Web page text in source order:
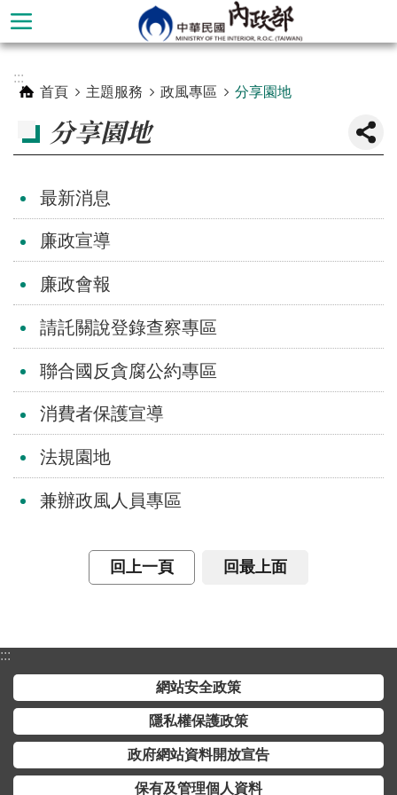
跳到主要內容區塊
階
本
部
簡
介
主
題
政
題
服
動
:::
首頁
主題服務 政風專區 分享園地
分享園地
最新消息
廉政宣導
廉政會報
請託關說登錄查察專區
聯合國反貪腐公約專區
消費者保護宣導
法規園地
兼辦政風人員專區
回上一頁 回最上面
:::
網站安全政策
隱私權保護政策
政府網站資料開放宣告
保有及管理個人資料